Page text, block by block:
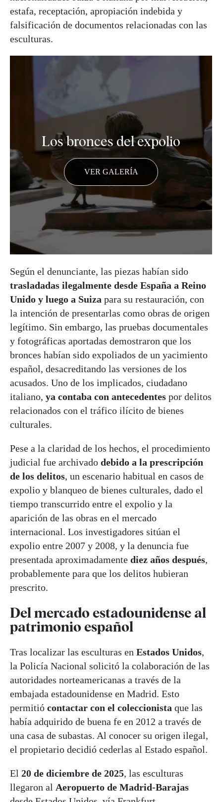
estafa, receptación, apropiación indebida y
falsificación de documentos relacionadas con las
esculturas.
Los bronces del expolio
VER GALERÍA
Según el denunciante, las piezas habían sido
trasladadas ilegalmente desde España a Reino
Unido y luego a Suiza para su restauración, con
la intención de presentarlas como obras de origen
legítimo. Sin embargo, las pruebas documentales
y fotográficas aportadas demostraron que los
bronces habían sido expoliados de un yacimiento
español, desacreditando las versiones de los
acusados. Uno de los implicados, ciudadano
italiano, ya contaba con antecedentes por delitos
relacionados con el tráfico ilícito de bienes
culturales.
Pese a la claridad de los hechos, el procedimiento
judicial fue archivado debido a la prescripción
de los delitos, un escenario habitual en casos de
expolio y blanqueo de bienes culturales, dado el
tiempo transcurrido entre el expolio y la
aparición de las obras en el mercado
internacional. Los investigadores sitúan el
expolio entre 2007 y 2008, y la denuncia fue
presentada aproximadamente diez años después,
probablemente para que los delitos hubieran
prescrito.
Del mercado estadounidense al
patrimonio español
Tras localizar las esculturas en Estados Unidos,
la Policía Nacional solicitó la colaboración de las
autoridades norteamericanas a través de la
embajada estadounidense en Madrid. Esto
permitió contactar con el coleccionista que las
había adquirido de buena fe en 2012 a través de
una casa de subastas. Al conocer su origen ilegal,
el propietario decidió cederlas al Estado español.
El 20 de diciembre de 2025, las esculturas
llegaron al Aeropuerto de Madrid-Barajas